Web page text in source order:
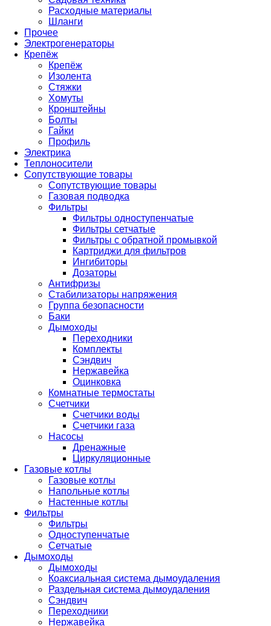
Расходные материалы
Шланги
Прочее
Электрогенераторы
Крепёж
Крепёж
Изолента
Стяжки
Хомуты
Кронштейны
Болты
Гайки
Профиль
Электрика
Теплоносители
Сопутствующие товары
Сопутствующие товары
Газовая подводка
Фильтры
Фильтры одноступенчатые
Фильтры сетчатые
Фильтры с обратной промывкой
Картриджи для фильтров
Ингибиторы
Дозаторы
Антифризы
Стабилизаторы напряжения
Группа безопасности
Баки
Дымоходы
Переходники
Комплекты
Сэндвич
Нержавейка
Оцинковка
Комнатные термостаты
Счетчики
Счетчики воды
Счетчики газа
Насосы
Дренажные
Циркуляционные
Газовые котлы
Газовые котлы
Напольные котлы
Настенные котлы
Фильтры
Фильтры
Одноступенчатые
Сетчатые
Дымоходы
Дымоходы
Коаксиальная система дымоудаления
Раздельная система дымоудаления
Сэндвич
Переходники
Нержавейка